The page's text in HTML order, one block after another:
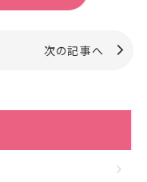
次の記事へ